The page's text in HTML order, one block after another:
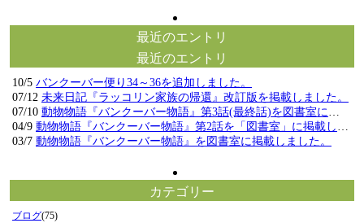
最近のエントリ
最近のエントリ
10/5 バンクーバー便り34～36を追加しました。
07/12 未来日記『ラッコリン家族の帰還』改訂版を掲載しました。
07/10 動物物語『バンクーバー物語』第3話(最終話)を図書室に掲載しました。
04/9 動物物語『バンクーバー物語』第2話を「図書室」に掲載しました。
03/7 動物物語『バンクーバー物語』を図書室に掲載しました。
カテゴリー
ブログ(75)